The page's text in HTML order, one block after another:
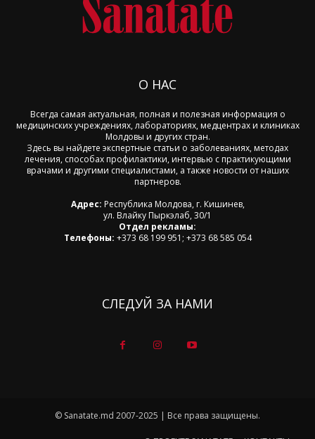
О НАС
Всегда самая актуальная, полная и полезная информация о
медицинских учреждениях, лабораториях, медцентрах и клиниках
Молдовы и других стран.
Здесь вы найдете экспертные статьи о заболеваниях, методах
лечения, способах профилактики, интервью с практикующими
врачами и другими специалистами, а также новости от наших
партнеров.
Адрес: Республика Молдова, г. Кишинев,
ул. Влайку Пыркэлаб, 30/1
Отдел рекламы:
Телефоны: +373 68 199 951; +373 68 585 054
СЛЕДУЙ ЗА НАМИ
© Sanatate.md 2007-2025 | Все права защищены.